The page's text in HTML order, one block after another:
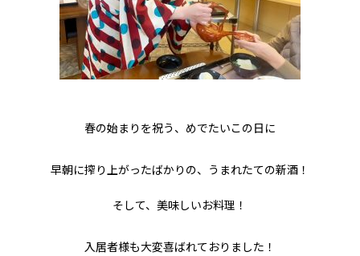
春の始まりを祝う、めでたいこの日に
早朝に搾り上がったばかりの、うまれたての新酒！
そして、美味しいお料理！
入居者様も大変喜ばれておりました！